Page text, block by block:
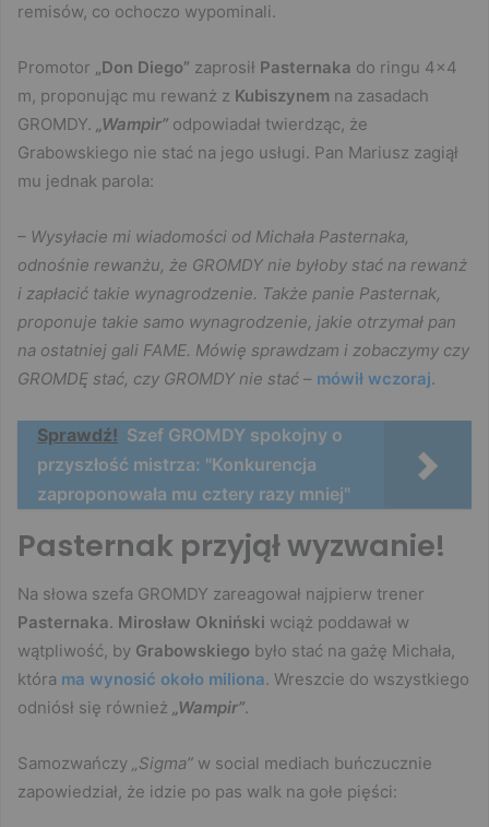
remisów, co ochoczo wypominali.
Promotor „Don Diego” zaprosił Pasternaka do ringu 4×4
m, proponując mu rewanż z Kubiszynem na zasadach
GROMDY. „Wampir” odpowiadał twierdząc, że
Grabowskiego nie stać na jego usługi. Pan Mariusz zagiął
mu jednak parola:
– Wysyłacie mi wiadomości od Michała Pasternaka,
odnośnie rewanżu, że GROMDY nie byłoby stać na rewanż
i zapłacić takie wynagrodzenie. Także panie Pasternak,
proponuje takie samo wynagrodzenie, jakie otrzymał pan
na ostatniej gali FAME. Mówię sprawdzam i zobaczymy czy
GROMDĘ stać, czy GROMDY nie stać – mówił wczoraj.
Sprawdź! Szef GROMDY spokojny o
przyszłość mistrza: "Konkurencja
zaproponowała mu cztery razy mniej"
Pasternak przyjął wyzwanie!
Na słowa szefa GROMDY zareagował najpierw trener
Pasternaka. Mirosław Okniński wciąż poddawał w
wątpliwość, by Grabowskiego było stać na gażę Michała,
która ma wynosić około miliona. Wreszcie do wszystkiego
odniósł się również „Wampir”.
Samozwańczy „Sigma” w social mediach buńczucznie
zapowiedział, że idzie po pas walk na gołe pięści: